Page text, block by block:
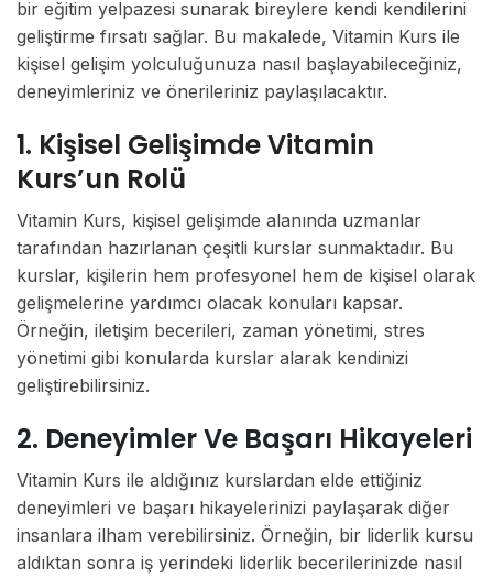
bir eğitim yelpazesi sunarak bireylere kendi kendilerini
geliştirme fırsatı sağlar. Bu makalede, Vitamin Kurs ile
kişisel gelişim yolculuğunuza nasıl başlayabileceğiniz,
deneyimleriniz ve önerileriniz paylaşılacaktır.
1. Kişisel Gelişimde Vitamin
Kurs’un Rolü
Vitamin Kurs, kişisel gelişimde alanında uzmanlar
tarafından hazırlanan çeşitli kurslar sunmaktadır. Bu
kurslar, kişilerin hem profesyonel hem de kişisel olarak
gelişmelerine yardımcı olacak konuları kapsar.
Örneğin, iletişim becerileri, zaman yönetimi, stres
yönetimi gibi konularda kurslar alarak kendinizi
geliştirebilirsiniz.
2. Deneyimler Ve Başarı Hikayeleri
Vitamin Kurs ile aldığınız kurslardan elde ettiğiniz
deneyimleri ve başarı hikayelerinizi paylaşarak diğer
insanlara ilham verebilirsiniz. Örneğin, bir liderlik kursu
aldıktan sonra iş yerindeki liderlik becerilerinizde nasıl